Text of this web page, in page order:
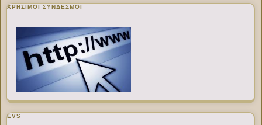
ΧΡΉΣΙΜΟΙ ΣΎΝΔΕΣΜΟΙ
EVS